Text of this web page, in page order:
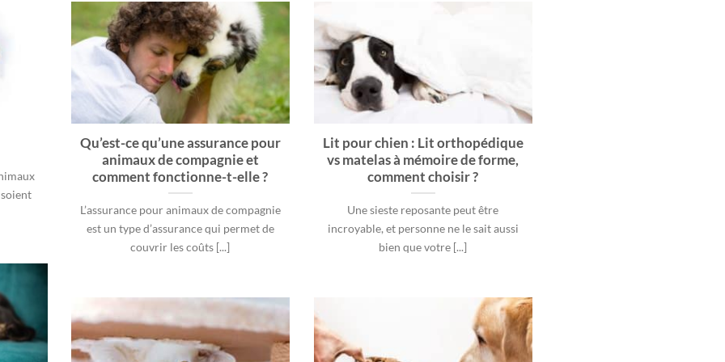
Qu’est-ce qu’une assurance pour
animaux de compagnie et
comment fonctionne-t-elle ?
L’assurance pour animaux de compagnie
est un type d’assurance qui permet de
couvrir les coûts [...]
Lit pour chien : Lit orthopédique
vs matelas à mémoire de forme,
comment choisir ?
Une sieste reposante peut être
incroyable, et personne ne le sait aussi
bien que votre [...]